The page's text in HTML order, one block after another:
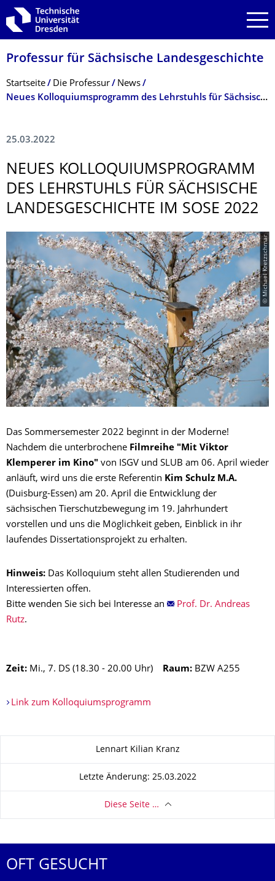
Zur Hauptnavigation springen
Zur Suche springen
Zum Inhalt springen
Professur für Sächsische Landesgeschichte
Breadcrumb-Menü
Startseite Die Professur
News
Neues Kolloquiumsprogramm des Lehrstuhls für Sächsische Landesgeschichte im SoSe 2022
25.03.2022
NEUES KOLLOQUIUMSPRO­GRAMM
DES LEHRSTUHLS FÜR SÄCHSISCHE
LANDESGESCHICH­TE IM SOSE 2022
© Michael Kretzschmar
Das Sommersemester 2022 beginnt in der Moderne!
Nachdem die unterbrochene Filmreihe "Mit Viktor
Klemperer im Kino" von ISGV und SLUB am 06. April wieder
anläuft, wird uns die erste Referentin Kim Schulz M.A.
(Duisburg-Essen) am 20. April die Entwicklung der
sächsischen Tierschutzbewegung im 19. Jahrhundert
vorstellen und uns die Möglichkeit geben, Einblick in ihr
laufendes Dissertationsprojekt zu erhalten.
Hinweis: Das Kolloquium steht allen Studierenden und
Interessierten offen.
Bitte wenden Sie sich bei Interesse an
Prof. Dr. Andreas
Rutz.
Zeit: Mi., 7. DS (18.30 - 20.00 Uhr) Raum: BZW A255
Link zum Kolloquiumsprogramm
Zu dieser SeiteLennart Kilian Kranz
Letzte Änderung: 25.03.2022
Diese Seite …
OFT GESUCHT